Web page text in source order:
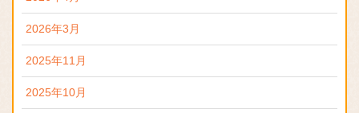
2026年3月
2025年11月
2025年10月